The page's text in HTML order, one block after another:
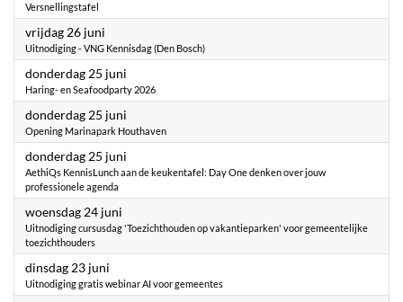
Versnellingstafel
vrijdag 26 juni
Uitnodiging - VNG Kennisdag (Den Bosch)
donderdag 25 juni
Haring- en Seafoodparty 2026
donderdag 25 juni
Opening Marinapark Houthaven
donderdag 25 juni
AethiQs KennisLunch aan de keukentafel: Day One denken over jouw
professionele agenda
woensdag 24 juni
Uitnodiging cursusdag 'Toezichthouden op vakantieparken' voor gemeentelijke
toezichthouders
dinsdag 23 juni
Uitnodiging gratis webinar AI voor gemeentes